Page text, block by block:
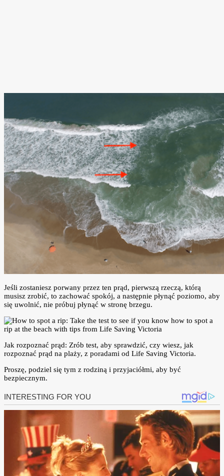
Jeśli zostaniesz porwany przez ten prąd, pierwszą rzeczą, którą
musisz zrobić, to zachować spokój, a następnie płynąć poziomo, aby
się uwolnić, nie próbuj płynąć w stronę brzegu.
Jak rozpoznać prąd: Zrób test, aby sprawdzić, czy wiesz, jak
rozpoznać prąd na plaży, z poradami od Life Saving Victoria.
Proszę, podziel się tym z rodziną i przyjaciółmi, aby być
bezpiecznym.